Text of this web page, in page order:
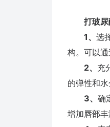
打玻尿
1、 选
构。可以
2、 充
的弹性和
3、 确
增加唇部